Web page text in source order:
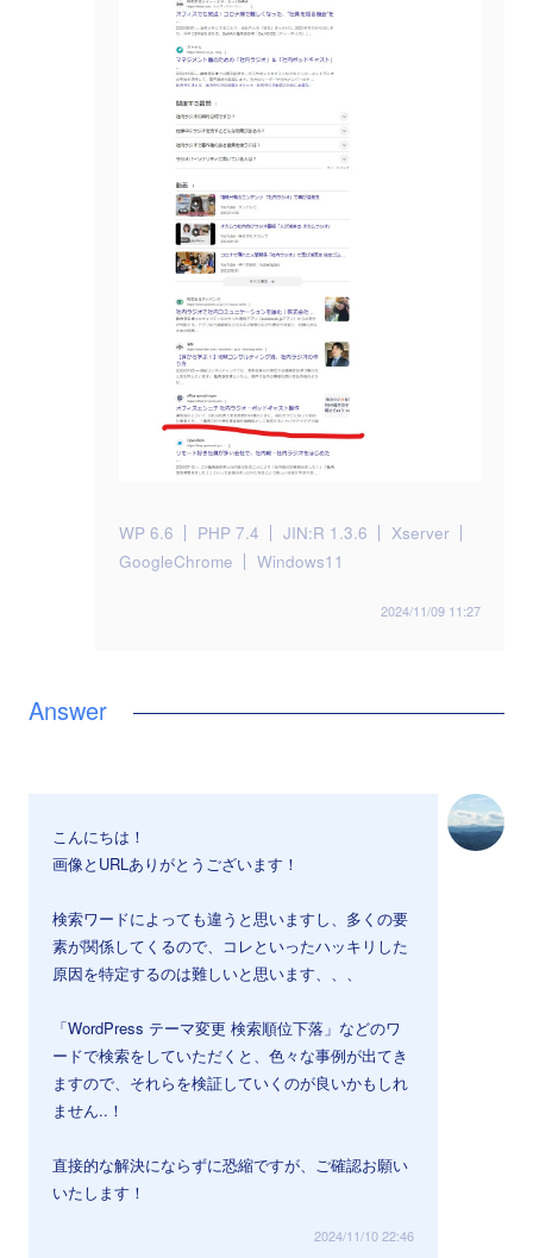
WP 6.6 PHP 7.4 JIN:R 1.3.6
Xserver
GoogleChrome
Windows11
2024/11/09 11:27
こんにちは！
画像とURLありがとうございます！
検索ワードによっても違うと思いますし、多くの要
素が関係してくるので、コレといったハッキリした
原因を特定するのは難しいと思います、、、
「WordPress テーマ変更 検索順位下落」などのワ
ードで検索をしていただくと、色々な事例が出てき
ますので、それらを検証していくのが良いかもしれ
ません..！
直接的な解決にならずに恐縮ですが、ご確認お願い
いたします！
2024/11/10 22:46